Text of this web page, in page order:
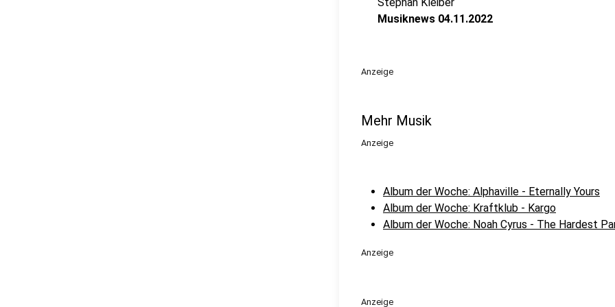
Musiknews 04.11.2022
Anzeige
Mehr Musik
Anzeige
Album der Woche: Alphaville - Eternally Yours
Album der Woche: Kraftklub - Kargo
Album der Woche: Noah Cyrus - The Hardest
Anzeige
Anzeige